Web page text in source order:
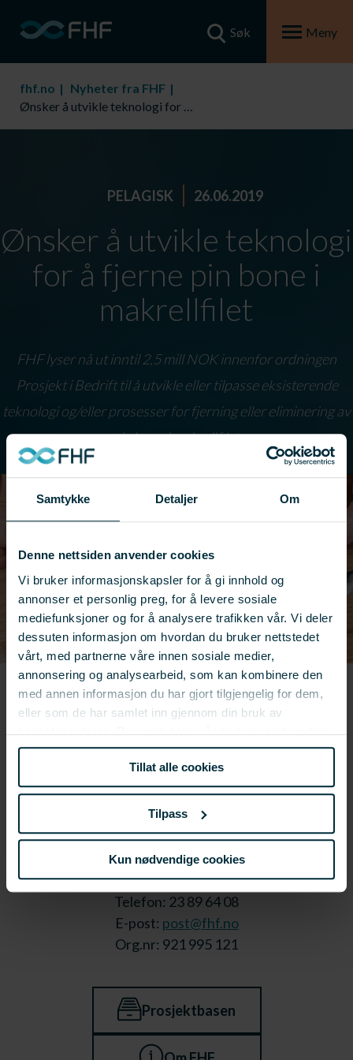
Samtykke Detaljer Om
Denne nettsiden anvender cookies
Vi bruker informasjonskapsler for å gi innhold og
annonser et personlig preg, for å levere sosiale
mediefunksjoner og for å analysere trafikken vår. Vi deler
dessuten informasjon om hvordan du bruker nettstedet
vårt, med partnerne våre innen sosiale medier,
annonsering og analysearbeid, som kan kombinere den
med annen informasjon du har gjort tilgjengelig for dem,
eller som de har samlet inn gjennom din bruk av
tjenestene deres. Du samtykker vår bruk av nødvendige
informasjonskapsler ved å bruke nettstedet vårt.
Tillat alle cookies
Tilpass
Kun nødvendige cookies
Søk Meny
fhf.no
Nyheter fra FHF
Ønsker å utvikle teknologi for å fjerne pin bone i makrellfilet
PELAGISK 26.06.2019
Ønsker å utvikle teknologi
for å fjerne pin bone i
makrellfilet
FHF lyser nå ut inntil 2,5 mill NOK innenfor ordningen
Prosjekt i Bedrift til å utvikle eller tilpasse eksisterende
teknologi og/eller prosesser for fjerning eller eliminering av
pin bone i makrellfilet.
Stortorget 1,
9008 Tromsø
Telefon: 23 89 64 08
E-post: post@fhf.no
Org.nr: 921 995 121
Prosjektbasen